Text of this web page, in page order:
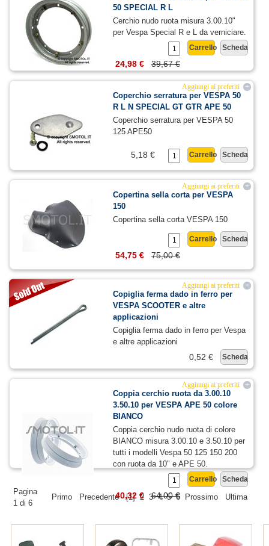
50 SPECIAL R L
Cerchio nudo ruota misura 3.00.10"
per Vespa Special R e L da verniciare.
Scheda
Carrello
39,67 €
24,98 €
+
Aggiungi ai preferiti
Coperchio serratura per VESPA 50
R L N SPECIAL GT GTR APE 50
Coperchio serratura per VESPA 50
125 APE50
Scheda
Carrello
5,18 €
+
Aggiungi ai preferiti
Copertina sella corta per VESPA
150
Copertina sella corta VESPA 150
Scheda
Carrello
75,00 €
54,75 €
+
Aggiungi ai preferiti
Copiglia ferma dado in ferro per
VESPA SCOOTER e altre
applicazioni
Copiglia ferma dado in ferro per Vespa
e altre applicazioni
Scheda
0,52 €
+
Aggiungi ai preferiti
Coppia cerchio ruota da 3.00.10
3.50.10 per VESPA APE 50 colore
BIANCO
Coppia cerchio nudo ruota di colore
BIANCO misura 3.00.10 e 3.50.10 per
tutti i modelli Vespa 50 125 150 200
con ruota da 10" e APE 50.
Scheda
Carrello
64,00 €
40,32 €
Pagina
1 di 6
Primo Precedente [1] 2 3 4 5 6 Prossimo Ultima